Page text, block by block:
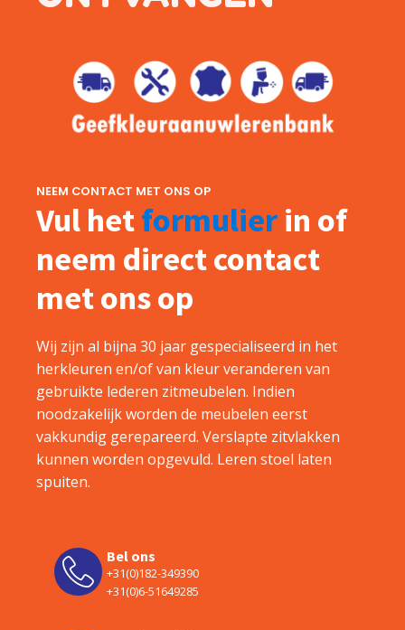
NEEM CONTACT MET ONS OP
Vul hetformulier in of
neem direct contact
met ons op
Wij zijn al bijna 30 jaar gespecialiseerd in het
herkleuren en/of van kleur veranderen van
gebruikte lederen zitmeubelen. Indien
noodzakelijk worden de meubelen eerst
vakkundig gerepareerd. Verslapte zitvlakken
kunnen worden opgevuld. Leren stoel laten
spuiten.
Bel ons
+31(0)182-349390
+31(0)6-51649285